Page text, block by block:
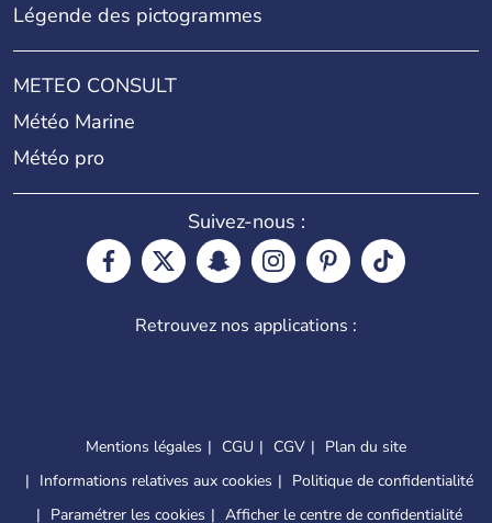
Légende des pictogrammes
METEO CONSULT
Météo Marine
Météo pro
Suivez-nous :
Retrouvez nos applications :
Mentions légales CGU CGV
Plan du site
Informations relatives aux cookies
Politique de confidentialité
Paramétrer les cookies
Afficher le centre de confidentialité